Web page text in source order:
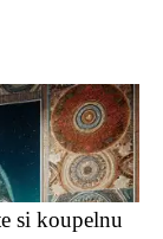
si koupelnu